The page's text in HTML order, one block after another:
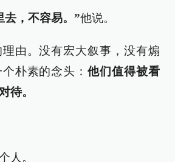
去，不容易。”他说。
由。没有宏大叙事，没有煽
朴素的念头：他们值得被看
待。
人。